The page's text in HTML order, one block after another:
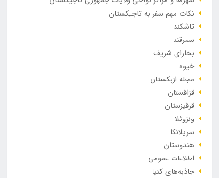
نکات مهم سفر به تاجیکستان
تاشکند
سمرقند
بخارای شریف
خیوه
مجله ازبکستان
قزاقستان
قرقیزستان
ونزوئلا
سریلانکا
هندوستان
اطلاعات عمومی
جاذبه‌های کنیا